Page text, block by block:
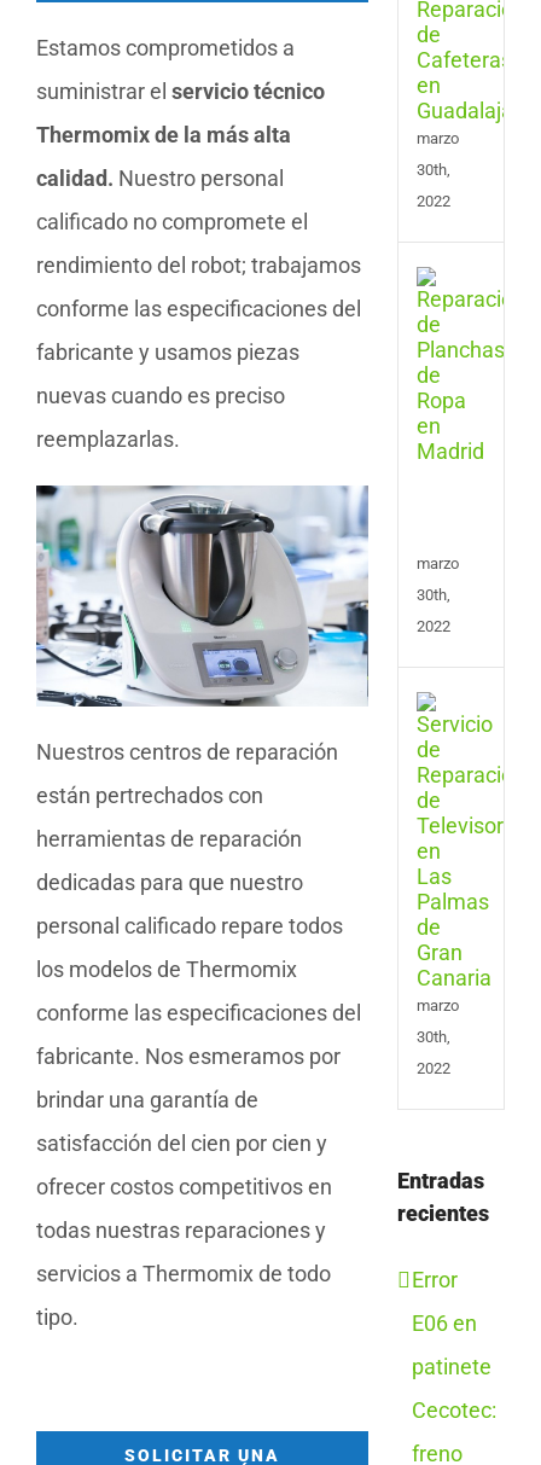
Estamos comprometidos a
suministrar el servicio técnico
Thermomix de la más alta
calidad. Nuestro personal
calificado no compromete el
rendimiento del robot; trabajamos
conforme las especificaciones del
fabricante y usamos piezas
nuevas cuando es preciso
reemplazarlas.
Nuestros centros de reparación
están pertrechados con
herramientas de reparación
dedicadas para que nuestro
personal calificado repare todos
los modelos de Thermomix
conforme las especificaciones del
fabricante. Nos esmeramos por
brindar una garantía de
satisfacción del cien por cien y
ofrecer costos competitivos en
todas nuestras reparaciones y
servicios a Thermomix de todo
tipo.
SOLICITAR UNA
de
en
marzo
30th,
2022
de
de
marzo
30th,
2022
en
marzo
30th,
2022
Entradas
recientes
Error
E06 en
patinete
Cecotec:
freno